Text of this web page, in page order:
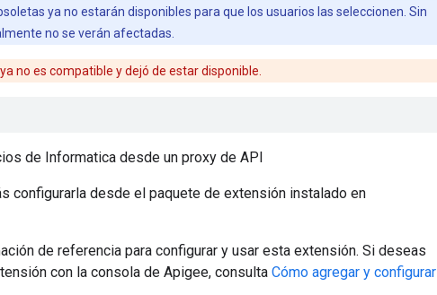
ya no estarán disponibles para que los usuarios las seleccionen. Sin
no se verán afectadas.
no es compatible y dejó de estar disponible.
de Informatica desde un proxy de API
configurarla desde el paquete de extensión instalado en
de referencia para configurar y usar esta extensión. Si deseas
con la consola de Apigee, consulta Cómo agregar y configurar